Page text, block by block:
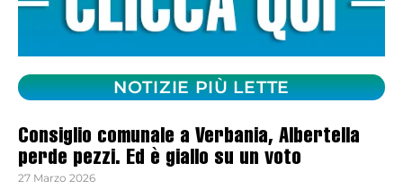
NOTIZIE PIÙ LETTE
Consiglio comunale a Verbania, Albertella
perde pezzi. Ed è giallo su un voto
27 Marzo 2026